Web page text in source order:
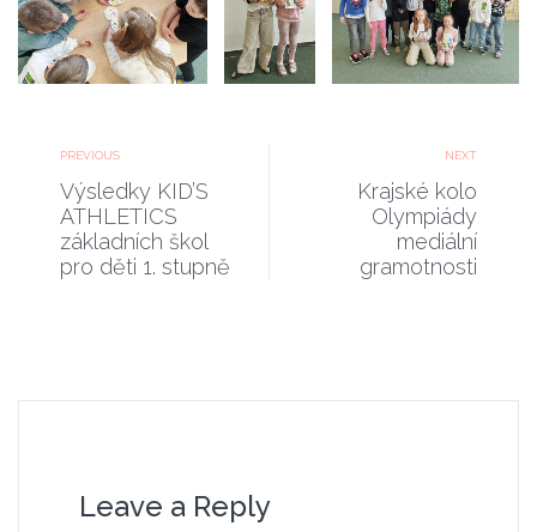
Hra Dobble-7Dobbl
e-8
PREVIOUS
Výsledky KID’S
ATHLETICS
základních škol
pro děti 1. stupně
NEXT
Krajské kolo
Olympiády
mediální
gramotnosti
Leave a Reply